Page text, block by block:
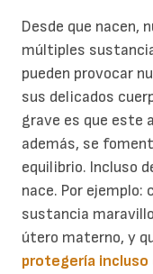
Desde que nacen,
múltiples
pueden provocar
sus delicados
grave es que este
además, se
equilibrio. Incluso
nace. Por ejemplo:
sustancia
útero materno, y
protegería